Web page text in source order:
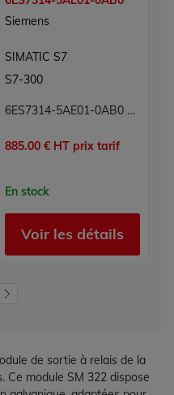
Siemens
SIMATIC S7
S7-300
6ES7314-5AE01-0AB0 CPU Processeur Simatic S7 Siemens
885.00 € HT prix tarif
En stock
Voir les détails
de sortie à relais de la
Ce module SM 322 dispose